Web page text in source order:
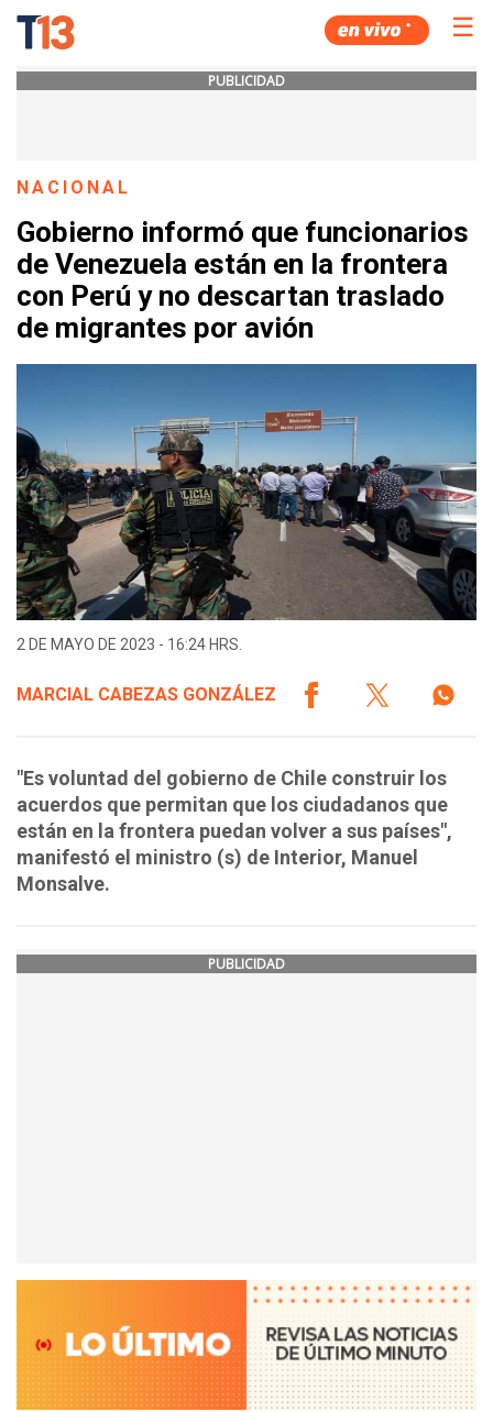
☰
PUBLICIDAD
NACIONAL
Gobierno informó que funcionarios
de Venezuela están en la frontera
con Perú y no descartan traslado
de migrantes por avión
2 DE MAYO DE 2023 - 16:24 HRS.
MARCIAL CABEZAS GONZÁLEZ
"Es voluntad del gobierno de Chile construir los
acuerdos que permitan que los ciudadanos que
están en la frontera puedan volver a sus países",
manifestó el ministro (s) de Interior, Manuel
Monsalve.
PUBLICIDAD